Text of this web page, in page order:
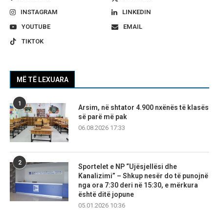
INSTAGRAM
LINKEDIN
YOUTUBE
EMAIL
TIKTOK
MË TË LEXUARA
1
Arsim, në shtator 4.900 nxënës të klasës
së parë më pak
06.08.2026 17:33
2
Sportelet e NP “Ujësjellësi dhe
Kanalizimi” – Shkup nesër do të punojnë
nga ora 7:30 deri në 15:30, e mërkura
është ditë jopune
05.01.2026 10:36